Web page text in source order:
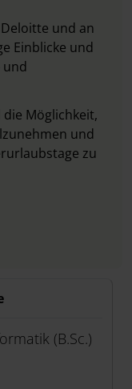
und an
Einblicke und
und
die Möglichkeit,
und
zu
(B.Sc.)